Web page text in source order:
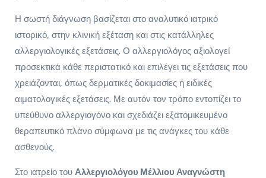
Η σωστή διάγνωση βασίζεται στο αναλυτικό ιατρικό
ιστορικό, στην κλινική εξέταση και στις κατάλληλες
αλλεργιολογικές εξετάσεις. Ο αλλεργιολόγος αξιολογεί
προσεκτικά κάθε περιστατικό και επιλέγει τις εξετάσεις που
χρειάζονται, όπως δερματικές δοκιμασίες ή ειδικές
αιματολογικές εξετάσεις. Με αυτόν τον τρόπο εντοπίζει το
υπεύθυνο αλλεργιογόνο και σχεδιάζει εξατομικευμένο
θεραπευτικό πλάνο σύμφωνα με τις ανάγκες του κάθε
ασθενούς.
Στο ιατρείο του Αλλεργιολόγου Μέλλιου Αναγνώστη